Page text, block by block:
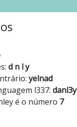
d n l y
yelnad
l337: danl3y
é o número 7